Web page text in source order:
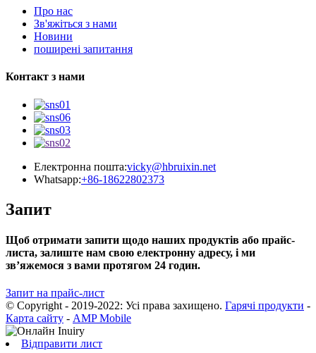
Про нас
Зв'яжіться з нами
Новини
поширені запитання
Контакт з нами
Електронна пошта:vicky@hbruixin.net
Whatsapp:+86-18622802373
Запит
Щоб отримати запити щодо наших продуктів або прайс-
листа, залиште нам свою електронну адресу, і ми
зв’яжемося з вами протягом 24 годин.
Запит на прайс-лист
© Copyright - 2019-2022: Усі права захищено. Гарячі продукти -
Карта сайту - AMP Mobile
Відправити лист